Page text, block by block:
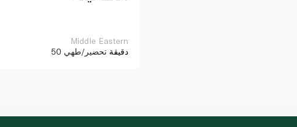
Middle Eastern
50 دقيقة تحضير/طهي